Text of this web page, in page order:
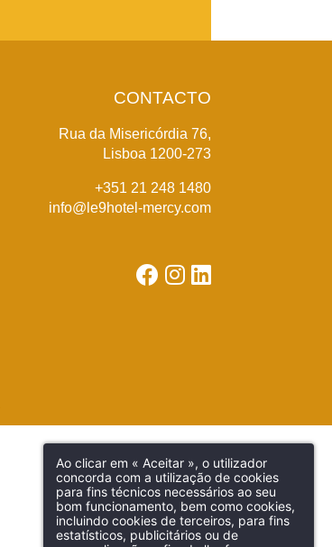
CONTACTO
Rua da Misericórdia 76,
Lisboa 1200-273
+351 21 248 1480
info@le9hotel-mercy.com
Ao clicar em « Aceitar », o utilizador
concorda com a utilização de cookies
para fins técnicos necessários ao seu
bom funcionamento, bem como cookies,
incluindo cookies de terceiros, para fins
estatísticos, publicitários ou de